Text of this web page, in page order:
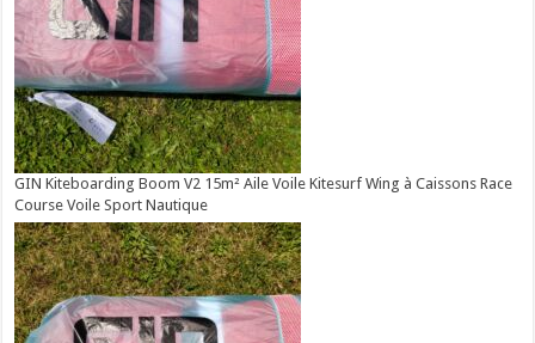
GIN Kiteboarding Boom V2 15m² Aile Voile Kitesurf Wing à Caissons Race
Course Voile Sport Nautique